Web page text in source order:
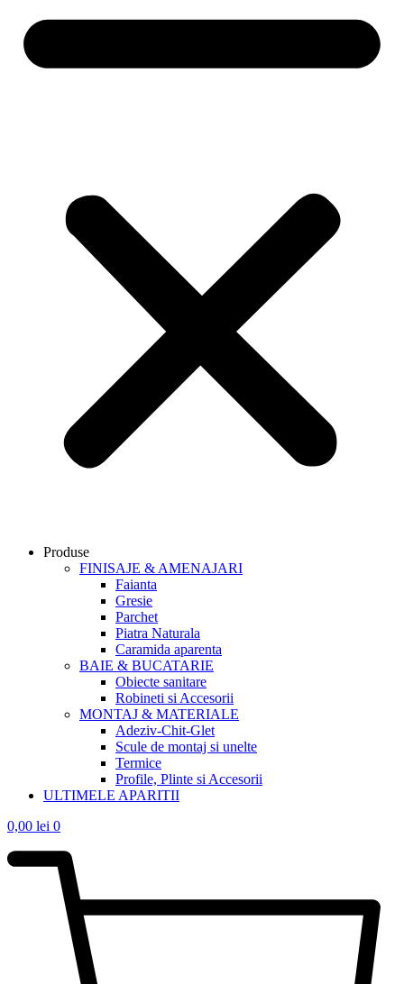
Produse
FINISAJE & AMENAJARI
Faianta
Gresie
Parchet
Piatra Naturala
Caramida aparenta
BAIE & BUCATARIE
Obiecte sanitare
Robineti si Accesorii
MONTAJ & MATERIALE
Adeziv-Chit-Glet
Scule de montaj si unelte
Termice
Profile, Plinte si Accesorii
ULTIMELE APARITII
0,00 lei 0